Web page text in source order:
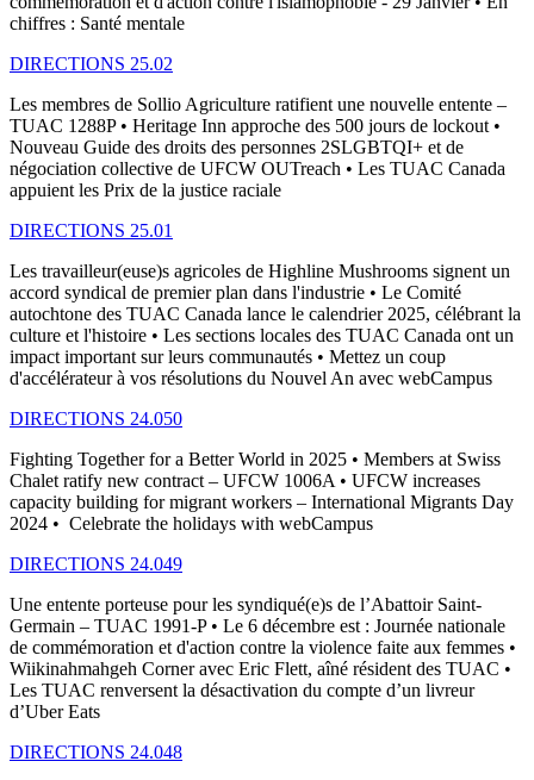
chiffres : Santé mentale
DIRECTIONS 25.02
Les membres de Sollio Agriculture ratifient une nouvelle entente –
TUAC 1288P • Heritage Inn approche des 500 jours de lockout •
Nouveau Guide des droits des personnes 2SLGBTQI+ et de
négociation collective de UFCW OUTreach • Les TUAC Canada
appuient les Prix de la justice raciale
DIRECTIONS 25.01
Les travailleur(euse)s agricoles de Highline Mushrooms signent un
accord syndical de premier plan dans l'industrie • Le Comité
autochtone des TUAC Canada lance le calendrier 2025, célébrant la
culture et l'histoire • Les sections locales des TUAC Canada ont un
impact important sur leurs communautés • Mettez un coup
d'accélérateur à vos résolutions du Nouvel An avec webCampus
DIRECTIONS 24.050
Fighting Together for a Better World in 2025 • Members at Swiss
Chalet ratify new contract – UFCW 1006A • UFCW increases
capacity building for migrant workers – International Migrants Day
2024 • Celebrate the holidays with webCampus
DIRECTIONS 24.049
Une entente porteuse pour les syndiqué(e)s de l’Abattoir Saint-
Germain – TUAC 1991-P • Le 6 décembre est : Journée nationale
de commémoration et d'action contre la violence faite aux femmes •
Wiikinahmahgeh Corner avec Eric Flett, aîné résident des TUAC •
Les TUAC renversent la désactivation du compte d’un livreur
d’Uber Eats
DIRECTIONS 24.048